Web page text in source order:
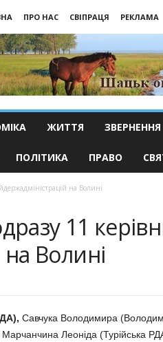
ПРО НАС СВІПРАЦЯ
РЕКЛАМА
ЖИТТЯ ЗВЕРНЕННЯ
ПОЛІТИКА ПРАВО
на Волині
11
Волині
Савчука Володимира
Леоніда (Турійська